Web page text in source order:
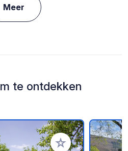
Meer
te ontdekken